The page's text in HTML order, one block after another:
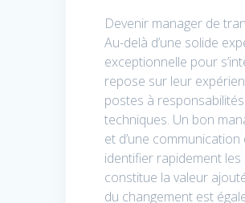
Devenir manager de
Au-delà d’une solide
exceptionnelle pour
repose sur leur
postes à
techniques. Un bon
et d’une
identifier rapidement
constitue la valeur
du changement est